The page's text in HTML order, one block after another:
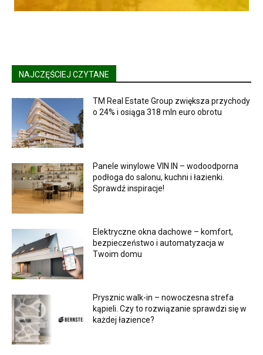
NAJCZĘŚCIEJ CZYTANE
TM Real Estate Group zwiększa przychody
o 24% i osiąga 318 mln euro obrotu
Panele winylowe VIN IN – wodoodporna
podłoga do salonu, kuchni i łazienki.
Sprawdź inspiracje!
Elektryczne okna dachowe – komfort,
bezpieczeństwo i automatyzacja w
Twoim domu
Prysznic walk-in – nowoczesna strefa
kąpieli. Czy to rozwiązanie sprawdzi się w
każdej łazience?